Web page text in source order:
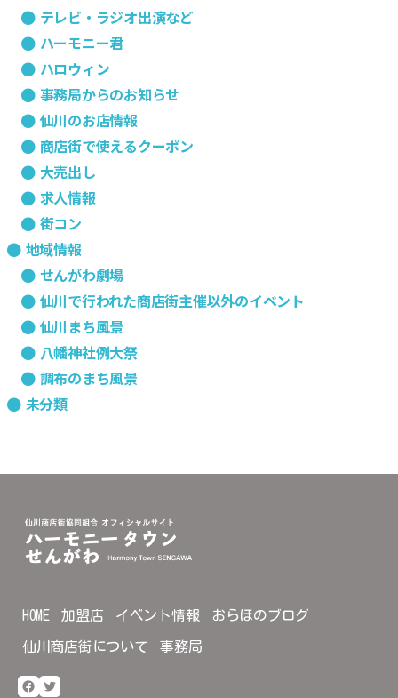
テレビ・ラジオ出演など
ハーモニー君
ハロウィン
事務局からのお知らせ
仙川のお店情報
商店街で使えるクーポン
大売出し
求人情報
街コン
地域情報
せんがわ劇場
仙川で行われた商店街主催以外のイベント
仙川まち風景
八幡神社例大祭
調布のまち風景
未分類
HOME 加盟店 イベント情報 おらほのブログ
仙川商店街について 事務局
Facebook
Twitter